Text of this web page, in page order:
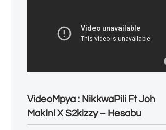
VideoMpya : NikkwaPili Ft Joh
Makini X S2kizzy – Hesabu